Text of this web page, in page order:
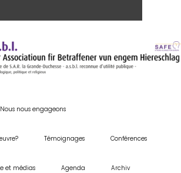
Nous nous engageons
Témoignages Conférences
et médias Agenda Archiv